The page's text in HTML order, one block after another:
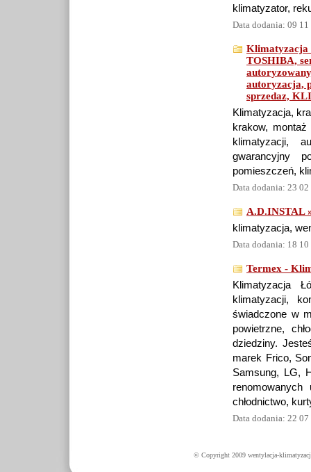
klimatyzator,
Data dodania: 09
Klimatyzacja
TOSHIBA,
autoryzacja,
sprzedaz,
Klimatyzacja,
krakow,
klimatyzacji,
gwarancyjny
pomieszczeń,
Data dodania: 23
A.D.INSTAL
klimatyzacja,
Data dodania: 18
Termex -
Klimatyzacja
klimatyzacji,
świadczone w
powietrzne,
dziedziny.
marek Frico,
Samsung, LG,
chłodnictwo,
Data dodania: 22
© Copyright 2009 wentylacja-